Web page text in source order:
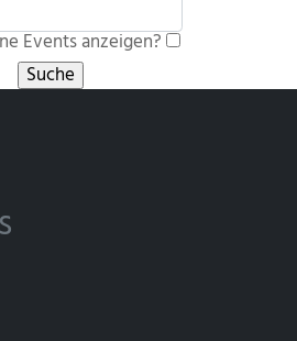
Events anzeigen?